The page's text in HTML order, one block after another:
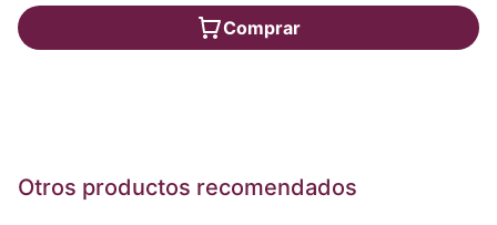
Comprar
Otros productos recomendados